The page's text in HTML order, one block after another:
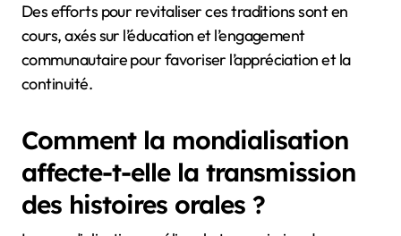
Des efforts pour revitaliser ces traditions sont en
cours, axés sur l’éducation et l’engagement
communautaire pour favoriser l’appréciation et la
continuité.
Comment la mondialisation
affecte-t-elle la transmission
des histoires orales ?